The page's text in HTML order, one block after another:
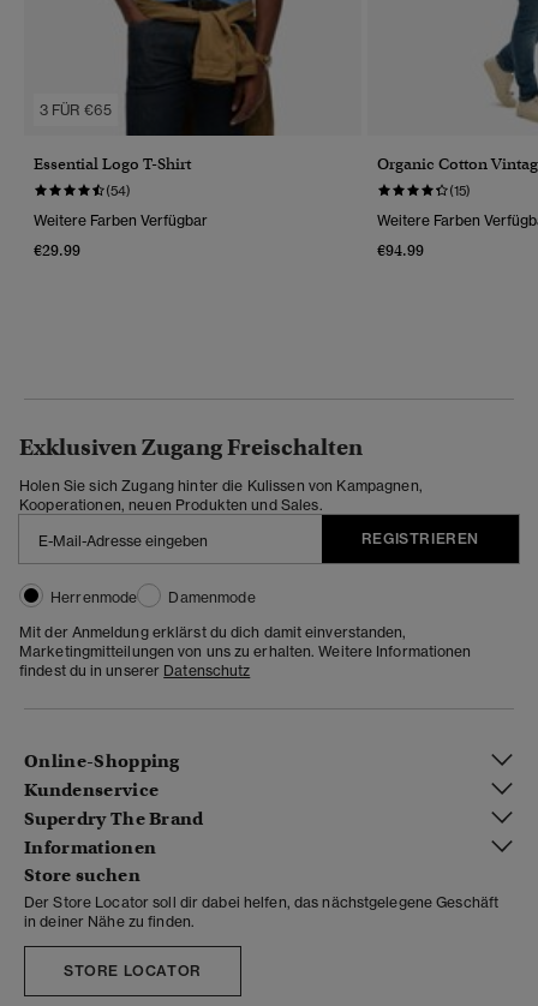
3 FÜR €65
Essential Logo T-Shirt
(54)
Weitere Farben Verfügbar
€29.99
Organic Cotton
(15)
Weitere Farben
€94.99
Exklusiven Zugang Freischalten
Holen Sie sich Zugang hinter die Kulissen von Kampagnen,
Kooperationen, neuen Produkten und Sales.
REGISTRIEREN
Herrenmode
Damenmode
Mit der Anmeldung erklärst du dich damit einverstanden,
Marketingmitteilungen von uns zu erhalten. Weitere Informationen
findest du in unserer Datenschutz
Online-Shopping
Kundenservice
Superdry The Brand
Informationen
Store suchen
Der Store Locator soll dir dabei helfen, das nächstgelegene Geschäft
in deiner Nähe zu finden.
STORE LOCATOR